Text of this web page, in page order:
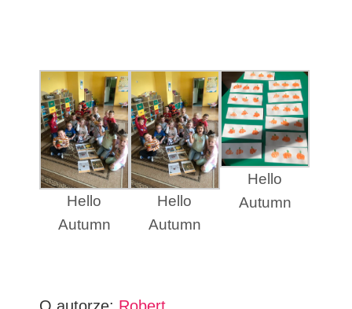
Hello
Autumn
Hello
Autumn
Hello
Autumn